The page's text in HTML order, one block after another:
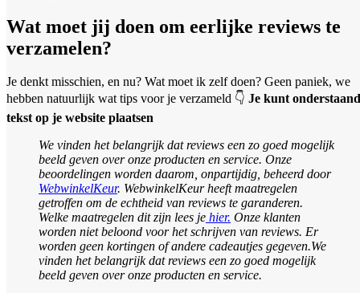
Wat moet jij doen om eerlijke reviews te
verzamelen?
Je denkt misschien, en nu? Wat moet ik zelf doen? Geen paniek, we
hebben natuurlijk wat tips voor je verzameld 👇 Je kunt
tekst op je website plaatsen
We vinden het belangrijk dat reviews een zo goed mogelijk
beeld geven over onze producten en service. Onze
beoordelingen worden daarom, onpartijdig, beheerd door
WebwinkelKeur. WebwinkelKeur heeft maatregelen
getroffen om de echtheid van reviews te garanderen.
Welke maatregelen dit zijn lees je hier. Onze klanten
worden niet beloond voor het schrijven van reviews. Er
worden geen kortingen of andere cadeautjes gegeven.We
vinden het belangrijk dat reviews een zo goed mogelijk
beeld geven over onze producten en service.